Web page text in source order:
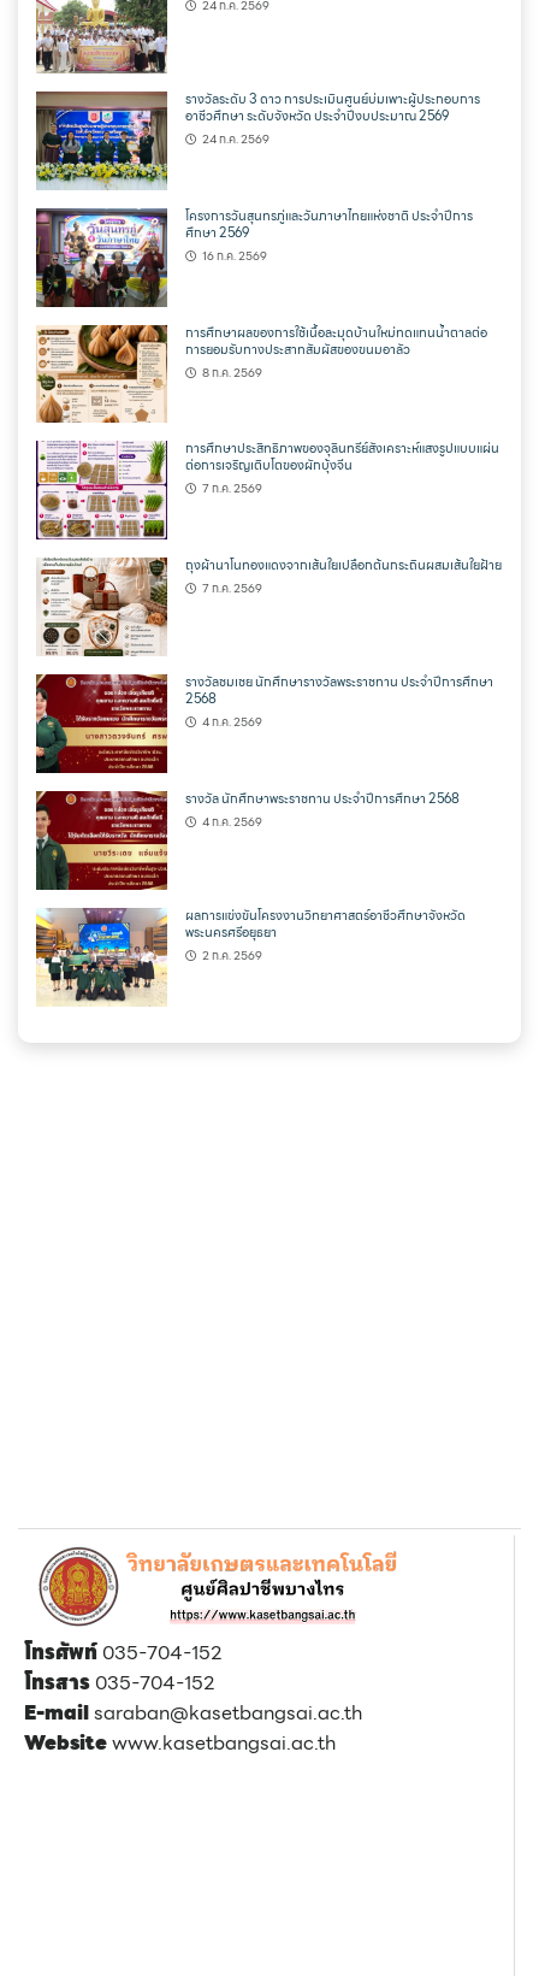
24 ก.ค. 2569
รางวัลระดับ 3 ดาว การประเมินศูนย์บ่มเพาะผู้ประกอบการ
อาชีวศึกษา ระดับจังหวัด ประจำปีงบประมาณ 2569
24 ก.ค. 2569
โครงการวันสุนทรภู่และวันภาษาไทยแห่งชาติ ประจำปีการ
ศึกษา 2569
16 ก.ค. 2569
การศึกษาผลของการใช้เนื้อละมุดบ้านใหม่ทดแทนน้ำตาลต่อ
การยอมรับทางประสาทสัมผัสของขนมอาลัว
8 ก.ค. 2569
การศึกษาประสิทธิภาพของจุลินทรีย์สังเคราะห์แสงรูปแบบแผ่น
ต่อการเจริญเติบโตของผักบุ้งจีน
7 ก.ค. 2569
ถุงผ้านาโนทองแดงจากเส้นใยเปลือกต้นกระถินผสมเส้นใยฝ้าย
7 ก.ค. 2569
รางวัลชมเชย นักศึกษารางวัลพระราชทาน ประจำปีการศึกษา
2568
4 ก.ค. 2569
รางวัล นักศึกษาพระราชทาน ประจำปีการศึกษา 2568
4 ก.ค. 2569
ผลการแข่งขันโครงงานวิทยาศาสตร์อาชีวศึกษาจังหวัด
พระนครศรีอยุธยา
2 ก.ค. 2569
โทรศัพท์ 035-704-152
โทรสาร 035-704-152
E-mailsaraban@kasetbangsai.ac.th
Websitewww.kasetbangsai.ac.th